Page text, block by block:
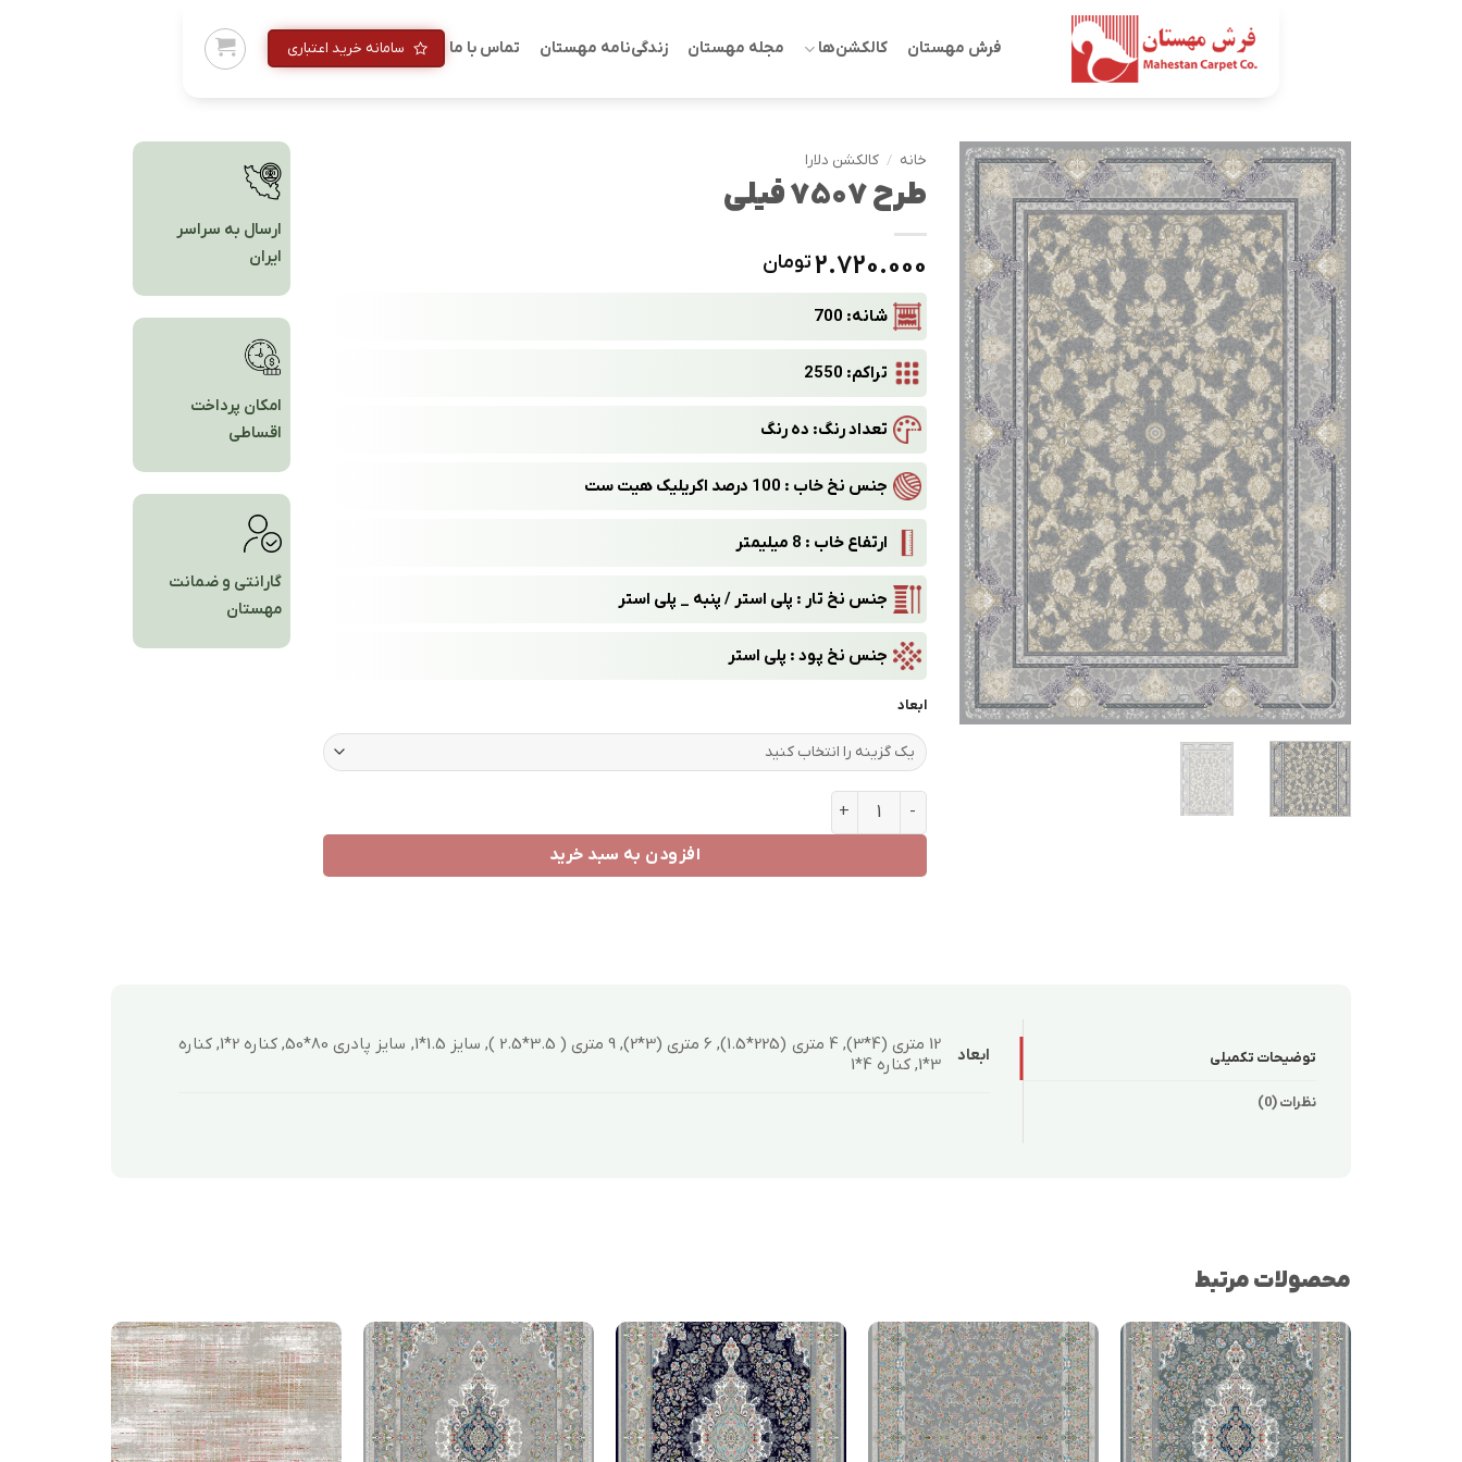
فرش مهستان کالکشن‌ها مجله مهستان زندگی‌نامه مهستان تماس با ما سامانه خرید اعتباری
خانه / کالکشن دلارا
طرح 7507 فیلی
2.720.000تومان
شانه: 700
تراکم: 2550
تعداد رنگ: ده رنگ
جنس نخ خاب : 100 درصد اکریلیک هیت ست
ارتفاع خاب : 8 میلیمتر
جنس نخ تار : پلی استر / پنبه _ پلی استر
جنس نخ پود : پلی استر
ابعاد
افزودن به سبد خرید
ارسال به سراسر
ایران
امکان پرداخت
اقساطی
گارانتی و ضمانت
مهستان
توضیحات تکمیلی
نظرات (0)
ابعاد
12 متری (4*3), 4 متری (225*1.5), 6 متری (3*2), 9 متری ( 3.5*2.5 ), سایز 1.5*1, سایز پادری 80*50, کناره 2*1, کناره
3*1, کناره 4*1
محصولات مرتبط